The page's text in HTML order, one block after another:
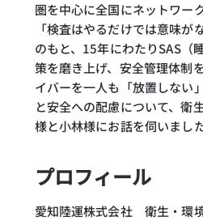
圏を中心に全国にネットワー
「検査はやるだけでは意味が
のもと、15年にわたりSAS（
策を磨き上げ、安全管理体制
イバーを一人も「放置しない
と安全への配慮について、衛
様と小林様にお話を伺いました
プロフィール
愛知陸運株式会社 衛生・環